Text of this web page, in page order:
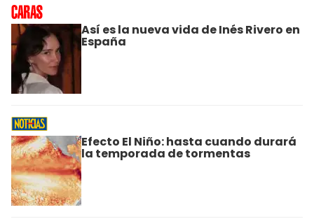
Así es la nueva vida de Inés Rivero en
España
Efecto El Niño: hasta cuando durará
la temporada de tormentas